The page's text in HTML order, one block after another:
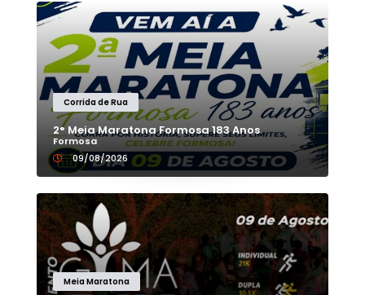
Corrida de Rua
2° Meia Maratona Formosa 183 Anos
Formosa
09/08/2026
Meia Maratona